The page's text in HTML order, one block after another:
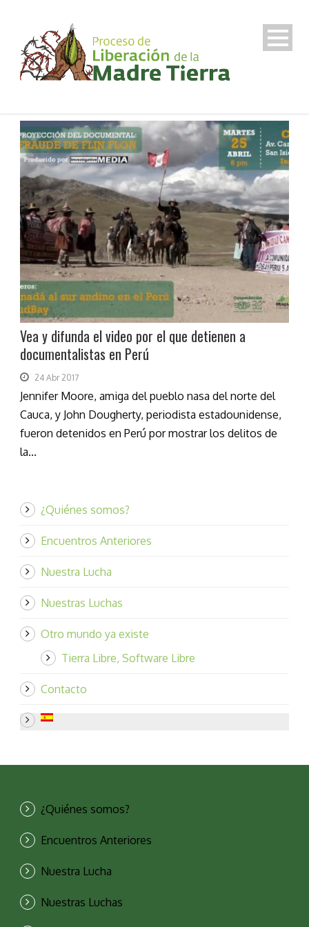
Vea y difunda el video por el que detienen a
documentalistas en Perú
24 Abr 2017
Jennifer Moore, amiga del pueblo nasa del norte del
Cauca, y John Dougherty, periodista estadounidense,
fueron detenidos en Perú por mostrar los delitos de
la...
¿Quiénes somos?
Encuentros Anteriores
Nuestra Lucha
Nuestras Luchas
Otro mundo ya existe
Tierra Libre, Software Libre
Contacto
¿Quiénes somos?
Encuentros Anteriores
Nuestra Lucha
Nuestras Luchas